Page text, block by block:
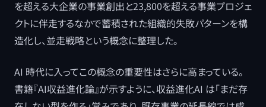
を超える大企業の事業創出と23,800を超える事業プロジェ
クトに伴走するなかで蓄積された組織的失敗パターンを構
造化し、並走戦略という概念に整理した。
AI 時代に入ってこの概念の重要性はさらに高まっている。
書籍『AI収益進化論』が示すように、収益進化AI は「まだ存